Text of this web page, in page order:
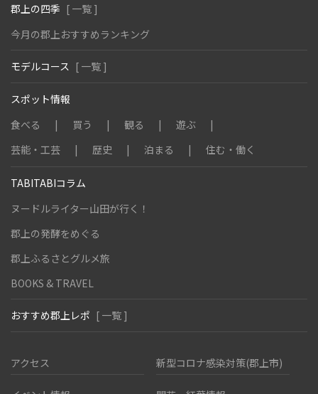
郡上の四季 [ 一覧 ]
今月の郡上おすすめランキング
モデルコース [ 一覧 ]
スポット情報
食べる
買う 観る
遊ぶ
芸能・工芸
歴史 泊まる 住む・働く
TABITABIコラム
ヌードルライター山田が行く！
郡上の発酵をめぐる
郡上ふるさとグルメ旅
BOOKS & TRAVEL
おすすめ郡上レポ [ 一覧 ]
アクセス 新型コロナ感染対策(郡上市)